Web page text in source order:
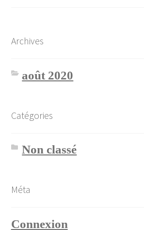
Archives
août 2020
Catégories
Non classé
Méta
Connexion